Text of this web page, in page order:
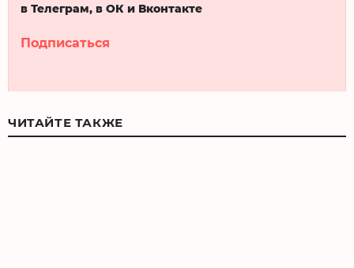
в Телеграм, в ОК и Вконтакте
Подписаться
ЧИТАЙТЕ ТАКЖЕ